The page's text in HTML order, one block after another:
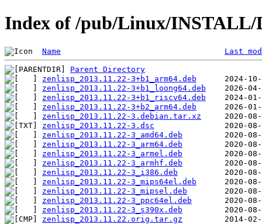
Index of /pub/Linux/INSTALL/
Name Last
Parent Directory
zenlisp_2013.11.22-3+b1_arm64.deb
zenlisp_2013.11.22-3+b1_loong64.deb
zenlisp_2013.11.22-3+b1_riscv64.deb
zenlisp_2013.11.22-3+b2_arm64.deb
zenlisp_2013.11.22-3.debian.tar.xz
zenlisp_2013.11.22-3.dsc
zenlisp_2013.11.22-3_amd64.deb
zenlisp_2013.11.22-3_arm64.deb
zenlisp_2013.11.22-3_armel.deb
zenlisp_2013.11.22-3_armhf.deb
zenlisp_2013.11.22-3_i386.deb
zenlisp_2013.11.22-3_mips64el.deb
zenlisp_2013.11.22-3_mipsel.deb
zenlisp_2013.11.22-3_ppc64el.deb
zenlisp_2013.11.22-3_s390x.deb
zenlisp_2013.11.22.orig.tar.gz